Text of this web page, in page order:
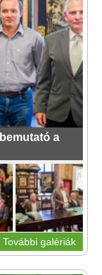
a
További galériák